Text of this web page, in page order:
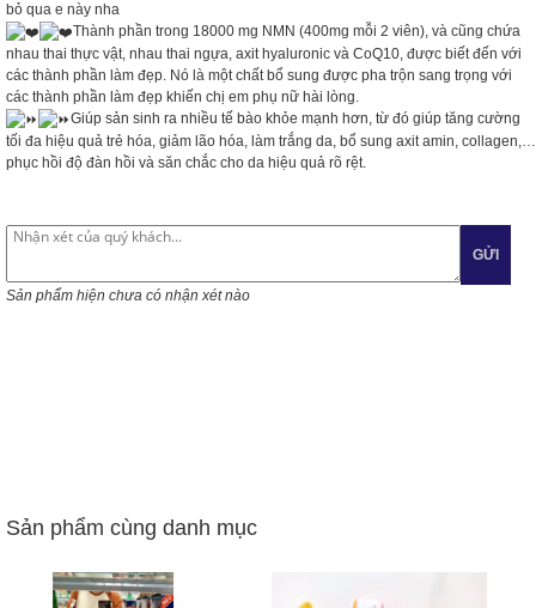
bỏ qua e này nha
Thành phần trong 18000 mg NMN (400mg mỗi 2 viên), và cũng chứa
nhau thai thực vật, nhau thai ngựa, axit hyaluronic và CoQ10, được biết đến với
các thành phần làm đẹp. Nó là một chất bổ sung được pha trộn sang trọng với
các thành phần làm đẹp khiến chị em phụ nữ hài lòng.
Giúp sản sinh ra nhiều tế bào khỏe mạnh hơn, từ đó giúp tăng cường
tối đa hiệu quả trẻ hóa, giảm lão hóa, làm trắng da, bổ sung axit amin, collagen,…
phục hồi độ đàn hồi và săn chắc cho da hiệu quả rõ rệt.
GỬI
Sản phẩm hiện chưa có nhận xét nào
Sản phẩm cùng danh mục